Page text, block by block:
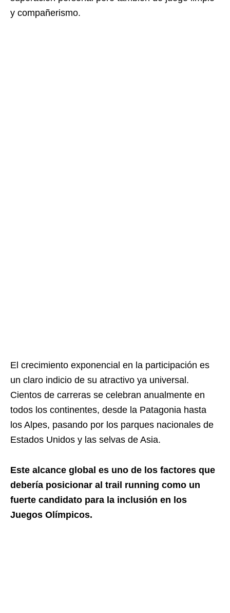
y compañerismo.
El crecimiento exponencial en la participación es
un claro indicio de su atractivo ya universal.
Cientos de carreras se celebran anualmente en
todos los continentes, desde la Patagonia hasta
los Alpes, pasando por los parques nacionales de
Estados Unidos y las selvas de Asia.
Este alcance global es uno de los factores que
debería posicionar al trail running como un
fuerte candidato para la inclusión en los
Juegos Olímpicos.